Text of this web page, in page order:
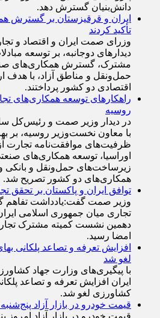
پتروشیمی، ماشین‌آلات،
دانش‌بنیان گسترش دهد.
ایران و قرقیزستان بر گسترش
تأکید کردند
وزرای صمت ایران و اقتصاد و
دیدار‌های دوجانبه، بر توسعه
مشترک، گسترش همکاری‌های
حمل‌ونقل و مناطق آزاد، با هدف
اقتصادی دو کشور پرداختند.
راهکارهای توسعه همکاری‌های
روسیه
در دیدار وزیر صمت و رئیس‌کل
با معاون نخست‌وزیر روسیه، بر
ظرفیت‌های موافقت‌نامه تجارت
اوراسیا، توسعه همکاری‌های
زیرساخت‌های حمل‌ونقل و بانکی و
همکاری‌های دو کشور تصریح شد.
توافق ایران و پاکستان بر تحقق تجارت ۱۰
وزیر صمت گفت:یادداشت
تجاری میان جمهوری اسلامی
دهمین نشست کمیته مشترک تجاری
امضا رسید.
افزایش تعرفه و تصاعد پلکانی
لغو شد
با پیگیری‌های وزارت جهاد
ایران افزایش تعرفه و تصاعد
کشاورزی لغو شد.
قیمت خودرو در بازار آزاد پنج‌شنبه ۱۵